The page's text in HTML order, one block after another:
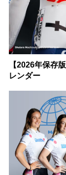
【2026年保存
レンダー